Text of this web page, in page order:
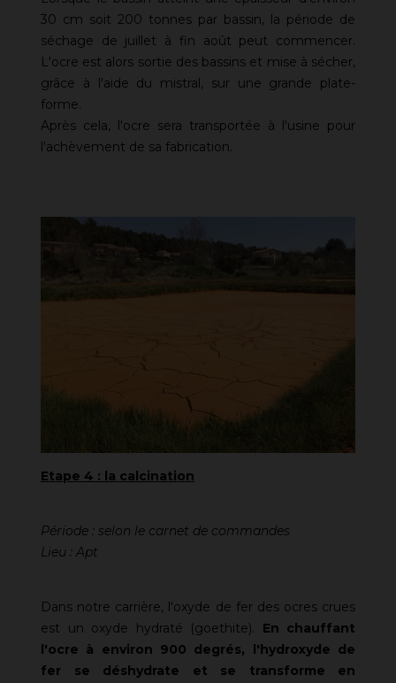
30 cm soit 200 tonnes par bassin, la période de
séchage de juillet à fin août peut commencer.
L'ocre est alors sortie des bassins et mise à sécher,
grâce à l'aide du mistral, sur une grande plate-
forme.
Après cela, l'ocre sera transportée à l'usine pour
l'achèvement de sa fabrication.
Etape 4 : la calcination
Période : selon le carnet de commandes
Lieu : Apt
Dans notre carrière, l'oxyde de fer des ocres crues
est un oxyde hydraté (goethite). En chauffant
l'ocre à environ 900 degrés, l'hydroxyde de
fer se déshydrate et se transforme en